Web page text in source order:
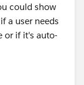
could show
a user needs
or if it's auto-